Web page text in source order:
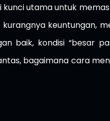
utama untuk
keuntungan,
baik, kondisi “besar
bagaimana cara